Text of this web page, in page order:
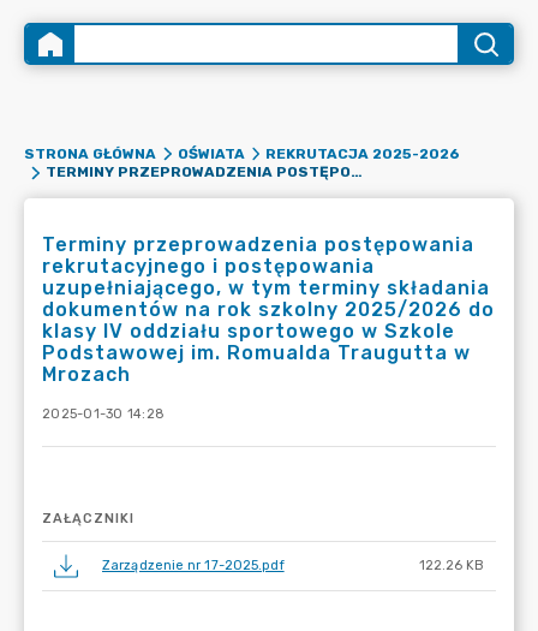
STRONA GŁÓWNA OŚWIATA
REKRUTACJA 2025-2026
TERMINY PRZEPROWADZENIA POSTĘPOWANIA REKRUTACYJNEGO I POSTĘPOWANIA UZUPEŁNIAJĄCEGO, W TYM TERMINY SKŁADANIA DOKUMENTÓW NA ROK SZKOLNY 2025/2026 DO KLASY IV ODDZIAŁU SPORTOWEGO W SZKOLE PODSTAWOWEJ IM. ROMUALDA TRAUGUTTA W MROZACH
Terminy przeprowadzenia postępowania
rekrutacyjnego i postępowania
uzupełniającego, w tym terminy składania
dokumentów na rok szkolny 2025/2026 do
klasy IV oddziału sportowego w Szkole
Podstawowej im. Romualda Traugutta w
Mrozach
2025-01-30 14:28
ZAŁĄCZNIKI
Zarządzenie nr 17-2025.pdf 122.26 KB